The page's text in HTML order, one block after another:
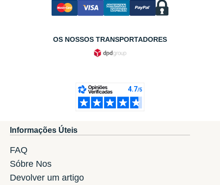
OS NOSSOS TRANSPORTADORES
Informações Úteis
FAQ
Sóbre Nos
Devolver um artigo